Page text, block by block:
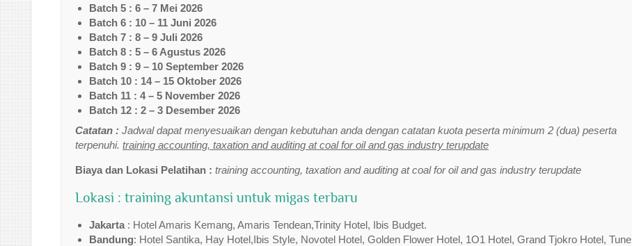
Batch 5 : 6 – 7 Mei 2026
Batch 6 : 10 – 11 Juni 2026
Batch 7 : 8 – 9 Juli 2026
Batch 8 : 5 – 6 Agustus 2026
Batch 9 : 9 – 10 September 2026
Batch 10 : 14 – 15 Oktober 2026
Batch 11 : 4 – 5 November 2026
Batch 12 : 2 – 3 Desember 2026
Catatan : Jadwal dapat menyesuaikan dengan kebutuhan anda dengan catatan kuota peserta minimum 2 (dua) peserta
terpenuhi. training accounting, taxation and auditing at coal for oil and gas industry terupdate
Biaya dan Lokasi Pelatihan : training accounting, taxation and auditing at coal for oil and gas industry terupdate
Lokasi : training akuntansi untuk migas terbaru
Jakarta : Hotel Amaris Kemang, Amaris Tendean,Trinity Hotel, Ibis Budget.
Bandung: Hotel Santika, Hay Hotel,Ibis Style, Novotel Hotel, Golden Flower Hotel, 1O1 Hotel, Grand Tjokro Hotel, Tune